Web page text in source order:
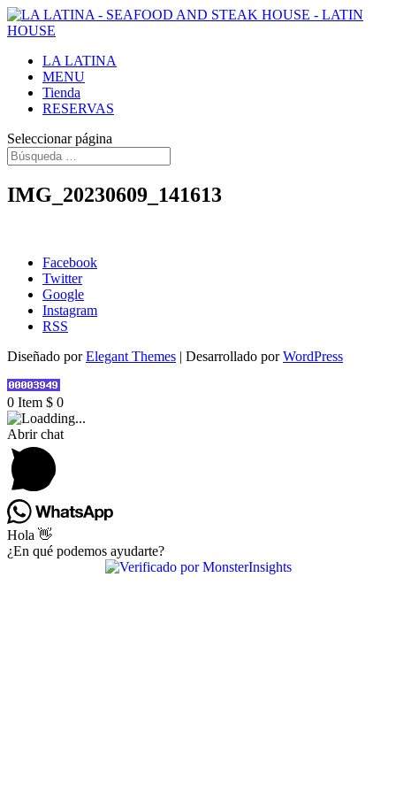
LA LATINA
MENU
Tienda
RESERVAS
Seleccionar página
IMG_20230609_141613
Facebook
Twitter
Google
Instagram
RSS
Diseñado porElegant Themes | Desarrollado porWordPress
0 Item $ 0
Abrir chat
Hola 👋
¿En qué podemos ayudarte?